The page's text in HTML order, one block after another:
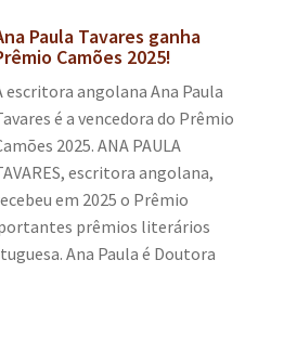
Paula Tavares ganha
Camões 2025!
escritora angolana Ana Paula
é a vencedora do Prêmio
2025. ANA PAULA
escritora angolana,
em 2025 o Prêmio
prêmios literários
Ana Paula é Doutora